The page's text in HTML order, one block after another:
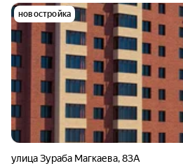
новостройка
улица Зураба Магкаева,83А